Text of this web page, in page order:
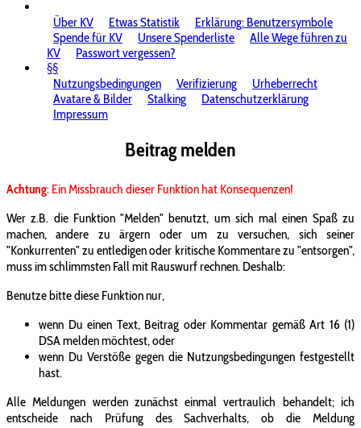
Über KV
Etwas Statistik
Erklärung: Benutzersymbole
Spende für KV
Unsere Spenderliste
Alle Wege führen zu
KV
Passwort vergessen?
§§
Nutzungsbedingungen
Verifizierung
Urheberrecht
Avatare & Bilder
Stalking
Datenschutzerklärung
Impressum
Beitrag melden
Achtung: Ein Missbrauch dieser Funktion hat Konsequenzen!
Wer z.B. die Funktion "Melden" benutzt, um sich mal einen Spaß zu
machen, andere zu ärgern oder um zu versuchen, sich seiner
"Konkurrenten" zu entledigen oder kritische Kommentare zu "entsorgen",
muss im schlimmsten Fall mit Rauswurf rechnen. Deshalb:
Benutze bitte diese Funktion nur,
wenn Du einen Text, Beitrag oder Kommentar gemäß Art 16 (1)
DSA melden möchtest, oder
wenn Du Verstöße gegen die Nutzungsbedingungen festgestellt
hast.
Alle Meldungen werden zunächst einmal vertraulich behandelt; ich
entscheide nach Prüfung des Sachverhalts, ob die Meldung